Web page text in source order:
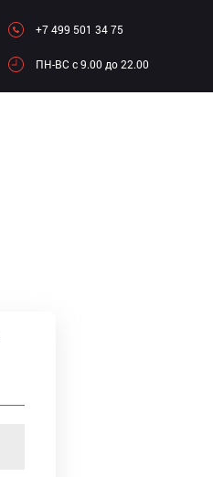
+7 499 501 34 75
ПН-ВC c 9.00 до 22.00